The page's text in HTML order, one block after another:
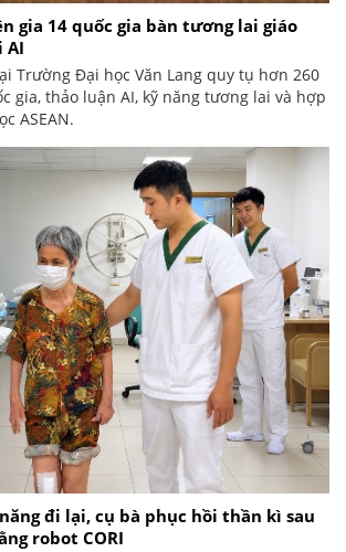
gia 14 quốc gia bàn tương lai giáo
AI
Trường Đại học Văn Lang quy tụ hơn 260
gia, thảo luận AI, kỹ năng tương lai và hợp
ASEAN.
đi lại, cụ bà phục hồi thần kì sau
robot CORI